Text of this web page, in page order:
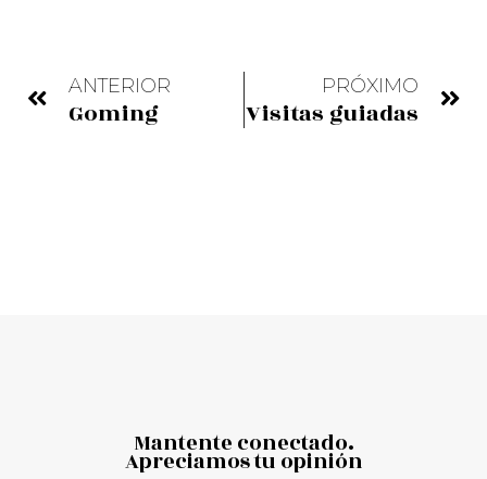
ANTERIOR
Goming
PRÓXIMO
Visitas guiadas
Mantente conectado.
Apreciamos tu opinión